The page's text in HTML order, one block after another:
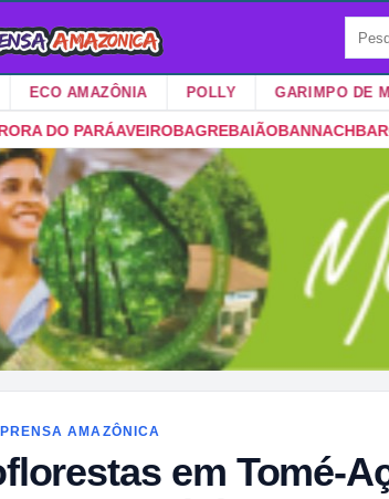
AMAZÔNIA POLLY GARIMPO DE MINAS
BAIÃOBANNACHBARCARENABELÉMBELTERRA
AMAZÔNICA
em Tomé-